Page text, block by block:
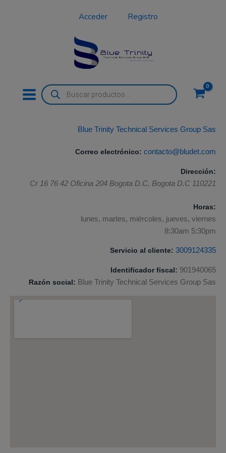
Acceder Registro
Búsqueda
de
productos
Blue Trinity Technical Services Group Sas
Correo electrónico: contacto@bludet.com
Dirección:
Cr 16 76 42 Oficina 204 Bogota D.C, Bogota D.C 110221
Horas:
lunes, martes, miércoles, jueves, viernes
8:30am 5:30pm
Servicio al cliente: 3009124335
Identificador fiscal: 901940065
Razón social: Blue Trinity Technical Services Group Sas